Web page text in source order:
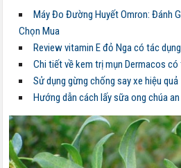
Máy Đo Đường Huyết Omron: Đánh
Chọn Mua
Review vitamin E đỏ Nga có tác
Chi tiết về kem trị mụn Dermacos
Sử dụng gừng chống say xe hiệu quả
Hướng dẫn cách lấy sữa ong chúa